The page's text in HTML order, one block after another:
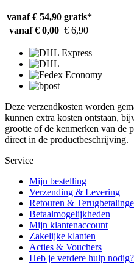
vanaf € 54,90 gratis*
vanaf € 0,00 € 6,90
Deze verzendkosten worden
kunnen extra kosten ontstaan,
grootte of de kenmerken van de
direct in de productbeschrijving.
Service
Mijn bestelling
Verzending & Levering
Retouren &
Betaalmogelijkheden
Mijn klantenaccount
Zakelijke klanten
Acties & Vouchers
Heb je verdere hulp nodig?